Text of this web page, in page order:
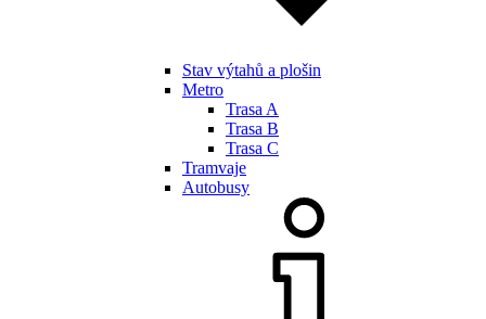
Stav výtahů a plošin
Metro
Trasa A
Trasa B
Trasa C
Tramvaje
Autobusy